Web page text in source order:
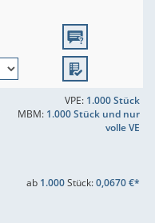
VPE: 1.000 Stück
MBM: 1.000 Stück und nur
volle VE
ab 1.000Stück:0,0670 €*